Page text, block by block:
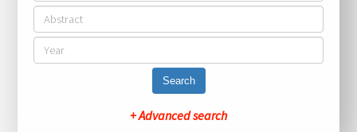
Search
+ Advanced search